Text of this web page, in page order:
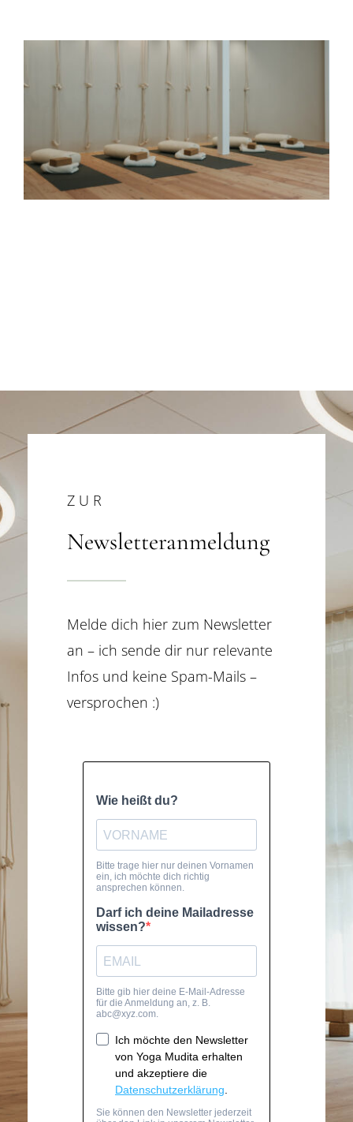
ZUR
Newsletteranmeldung
Melde dich hier zum Newsletter
an – ich sende dir nur relevante
Infos und keine Spam-Mails –
versprochen :)